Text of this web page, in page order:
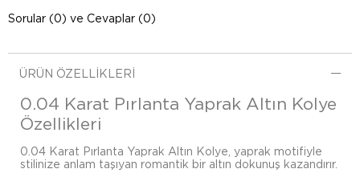
Sorular (0) ve Cevaplar (0)
ÜRÜN ÖZELLIKLERI
0.04 Karat Pırlanta Yaprak Altın Kolye
Özellikleri
0.04 Karat Pırlanta Yaprak Altın Kolye, yaprak motifiyle
stilinize anlam taşıyan romantik bir altın dokunuş kazandırır.